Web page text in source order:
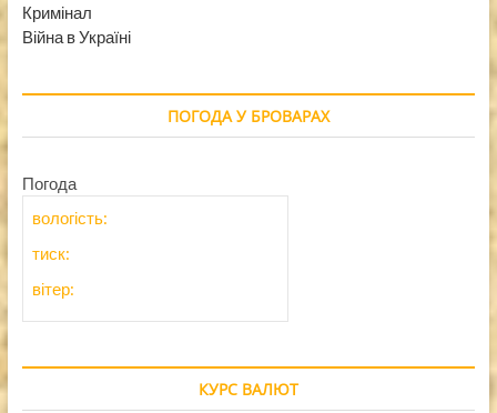
Кримінал
Війна в Україні
ПОГОДА У БРОВАРАХ
Погода
вологість:
тиск:
вітер:
КУРС ВАЛЮТ